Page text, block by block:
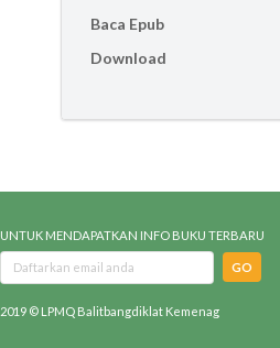
Baca Epub
Download
UNTUK MENDAPATKAN INFO BUKU TERBARU
GO
2019 © LPMQ Balitbangdiklat Kemenag